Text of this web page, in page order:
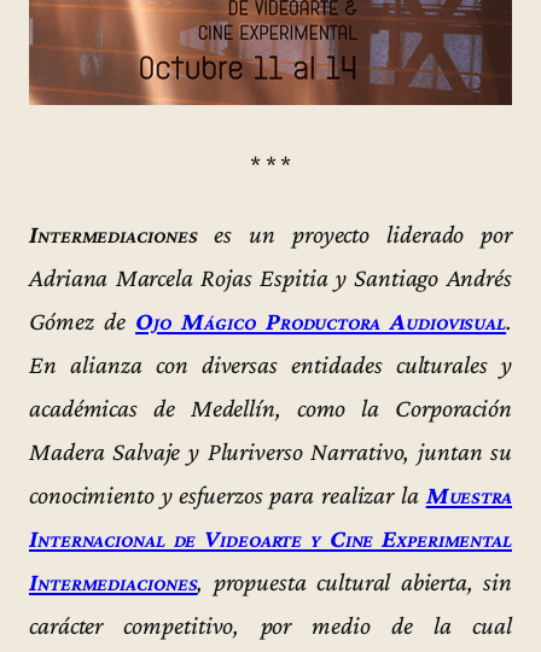
* * *
Intermediacioneses un proyecto liderado por
Adriana Marcela Rojas Espitia y Santiago Andrés
Gómez de Ojo Mágico Productora Audiovisual.
En alianza con diversas entidades culturales y
académicas de Medellín, como la Corporación
Madera Salvaje y Pluriverso Narrativo, juntan su
conocimiento y esfuerzos para realizar laMuestra
Internacional de Videoarte y Cine Experimental
Intermediaciones, propuesta cultural abierta, sin
carácter competitivo, por medio de la cual